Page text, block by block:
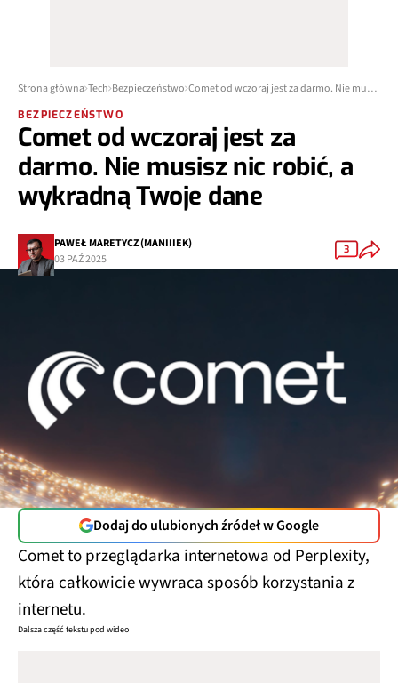
Strona główna Tech Bezpieczeństwo Comet od wczoraj jest za darmo. Nie musisz nic robić, a wykradną Twoje dane
BEZPIECZEŃSTWO
Comet od wczoraj jest za
darmo. Nie musisz nic robić, a
wykradną Twoje dane
PAWEŁ MARETYCZ (MANIIIEK)
03 PAŹ 2025
3
Dodaj do ulubionych źródeł w Google
Comet to przeglądarka internetowa od Perplexity,
która całkowicie wywraca sposób korzystania z
internetu.
Dalsza część tekstu pod wideo